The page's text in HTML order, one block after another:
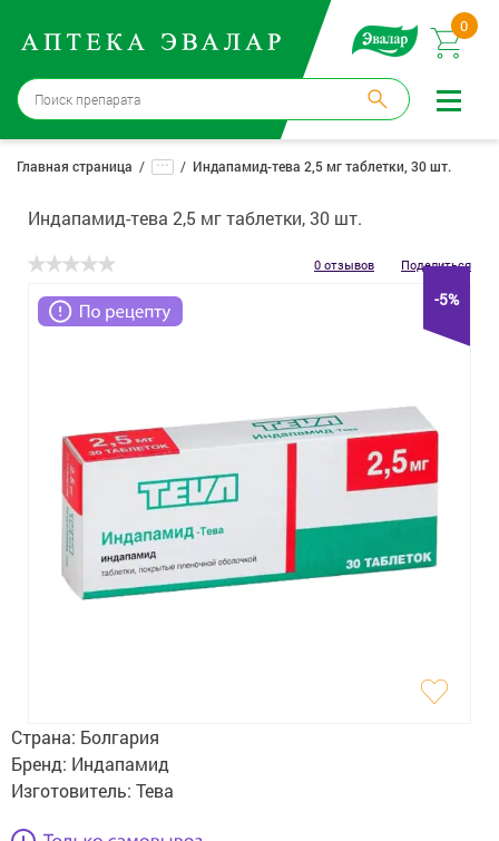
0
Москва→
12 аптек
Регистрация
Доставка и оплата
Способ получения:
Косметика
Гигиена
Изделия медицинского назначения
Планирование семьи
Ортопедия
Мама и малыш
Главная страница ... Индапамид-тева 2,5 мг таблетки, 30 шт.
Индапамид-тева 2,5 мг таблетки, 30 шт.
0 отзывов Поделиться
-5%
Страна: Болгария
Бренд: Индапамид
Изготовитель: Тева